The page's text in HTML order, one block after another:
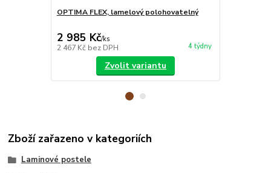
OPTIMA FLEX, lamelový polohovatelný
2 985 Kč/ks
2 467 Kč bez DPH 4 týdny
Zvolit variantu
Zboží zařazeno v kategoriích
Laminové postele